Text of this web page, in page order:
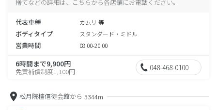
捨てなどの詳細は、こちらから各店舗にお電話ください。
代表車種 カムリ 等
ボディタイプ スタンダード・ミドル
営業時間 08:00-20:00
6時間まで9,900円
免責補償制度1,100円 048-468-0100
松月院檀信徒会館から 3344m